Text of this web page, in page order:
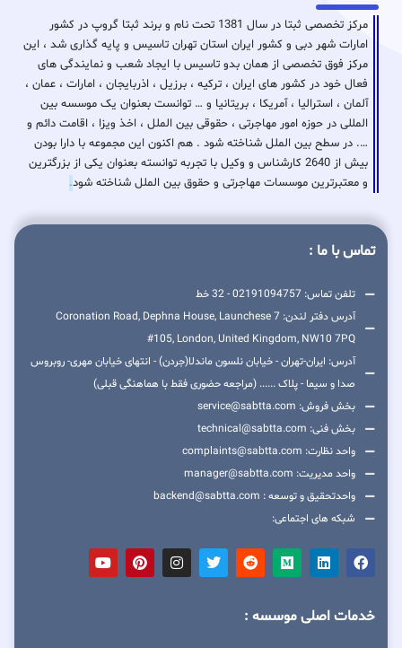
مرکز تخصصی ثبتا در سال 1381 تحت نام و برند ثبتا گروپ در کشور
امارات شهر دبی و کشور ایران استان تهران تاسیس و پایه گذاری شد ، این
مرکز فوق تخصصی از همان بدو تاسیس با ایجاد شعب و نمایندگی های
فعال خود در کشور های ایران ، ترکیه ، برزیل ، اذربایجان ، امارات ، عمان ،
آلمان ، استرالیا ، آمریکا ، بریتانیا و … توانست بعنوان یک موسسه بین
المللی در حوزه امور مهاجرتی ، حقوقی بین الملل ، اخذ ویزا ، اقامت دائم و
…. در سطح بین الملل شناخته شود . هم اکنون این مجموعه با دارا بودن
بیش از 2640 کارشناس و وکیل با تجربه توانسته بعنوان یکی از بزرگترین
و معتبرترین موسسات مهاجرتی و حقوق بین الملل شناخته شود.
تماس با ما :
تلفن تماس: 02191094757 - 32 خط
آدرس دفتر لندن: 7 Coronation Road, Dephna House, Launchese
#105, London, United Kingdom, NW10 7PQ
آدرس: ایران-تهران - خیابان نلسون ماندلا(جردن) - انتهای خیابان مهری- روبروس
صدا و سیما - پلاک ...... (مراجعه حضوری فقط با هماهنگی قبلی)
بخش فروش: service@sabtta.com
بخش فنی: technical@sabtta.com
واحد نظارت: complaints@sabtta.com
واحد مدیریت: manager@sabtta.com
واحدتحقیق و توسعه : backend@sabtta.com
شبکه های اجتماعی:
خدمات اصلی موسسه :